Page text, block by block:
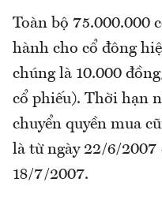
Toàn bộ 75.000.000
hành cho cổ đông
chúng là 10.000
cổ phiếu). Thời hạn
chuyển quyền mua
là từ ngày 22/6/2007
18/7/2007.